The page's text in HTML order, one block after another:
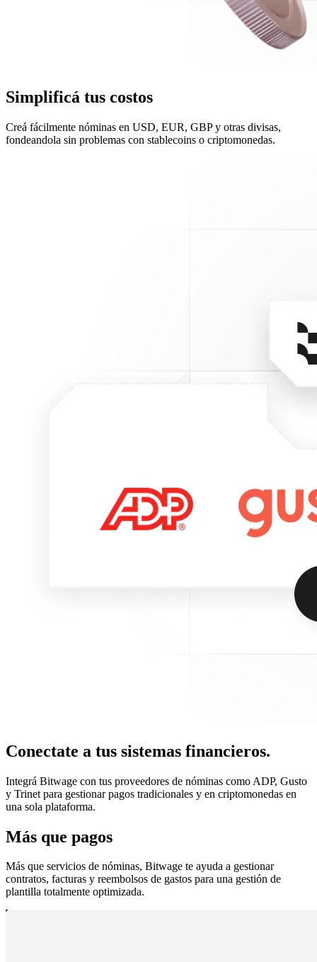
Simplificá tus costos
Creá fácilmente nóminas en USD, EUR, GBP y otras divisas,
fondeandola sin problemas con stablecoins o criptomonedas.
Conectate a tus sistemas financieros.
Integrá Bitwage con tus proveedores de nóminas como ADP, Gusto
y Trinet para gestionar pagos tradicionales y en criptomonedas en
una sola plataforma.
Más que pagos
Más que servicios de nóminas, Bitwage te ayuda a gestionar
contratos, facturas y reembolsos de gastos para una gestión de
plantilla totalmente optimizada.